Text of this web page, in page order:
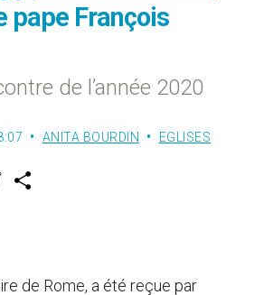
pape François
de l’année 2020
ANITA BOURDIN
EGLISES
w
de Rome, a été reçue par